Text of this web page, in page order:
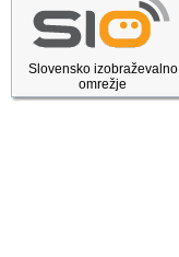
Slovensko izobraževalno
omrežje